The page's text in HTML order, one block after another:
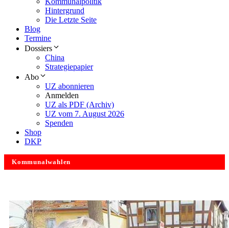
Hintergrund
Die Letzte Seite
Blog
Termine
Dossiers
China
Strategiepapier
Abo
UZ abonnieren
Anmelden
UZ als PDF (Archiv)
UZ vom 7. August 2026
Spenden
Shop
DKP
Kommunalwahlen